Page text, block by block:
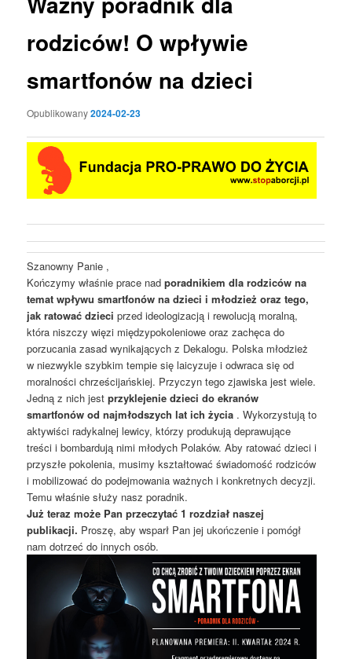
rodziców! O wpływie
smartfonów na dzieci
Opublikowany2024-02-23
Szanowny Panie ,
Kończymy właśnie prace nadporadnikiem dla rodziców na
temat wpływu smartfonów na dzieci i młodzież oraz tego,
jak ratować dzieciprzed ideologizacją i rewolucją moralną,
która niszczy więzi międzypokoleniowe oraz zachęca do
porzucania zasad wynikających z Dekalogu. Polska młodzież
w niezwykle szybkim tempie się laicyzuje i odwraca się od
moralności chrześcijańskiej. Przyczyn tego zjawiska jest wiele.
Jedną z nich jestprzyklejenie dzieci do ekranów
smartfonów od najmłodszych lat ich życia . Wykorzystują to
aktywiści radykalnej lewicy, którzy produkują deprawujące
treści i bombardują nimi młodych Polaków. Aby ratować dzieci i
przyszłe pokolenia, musimy kształtować świadomość rodziców
i mobilizować do podejmowania ważnych i konkretnych decyzji.
Temu właśnie służy nasz poradnik.
Już teraz może Pan przeczytać 1 rozdział naszej
publikacji. Proszę, aby wsparł Pan jej ukończenie i pomógł
nam dotrzeć do innych osób.